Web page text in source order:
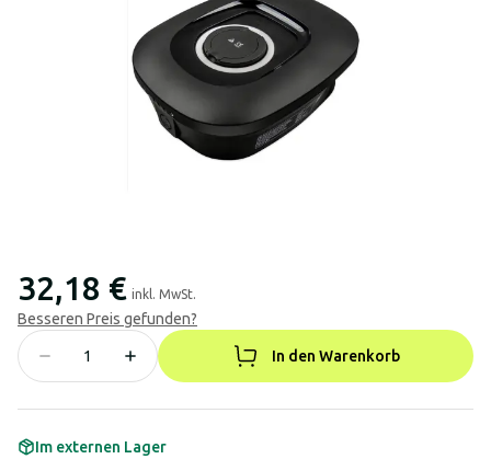
32,18 € inkl. MwSt.
Besseren Preis gefunden?
In den Warenkorb
Im externen Lager